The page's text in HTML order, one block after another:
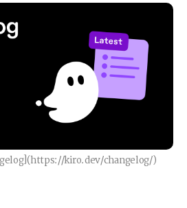
kiro.dev/changelog/)